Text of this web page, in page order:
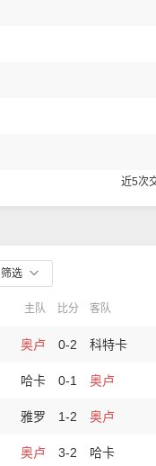
近5次
筛选
主队 比分 客队
奥卢 0-2 科特卡
哈卡 0-1 奥卢
雅罗 1-2 奥卢
奥卢 3-2 哈卡